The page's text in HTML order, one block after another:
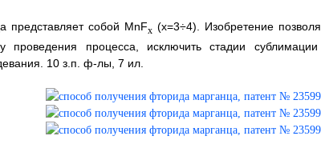
представляет собой MnFx(х=3÷4). Изобретение
проведения процесса, исключить стадии
10 з.п. ф-лы, 7 ил.